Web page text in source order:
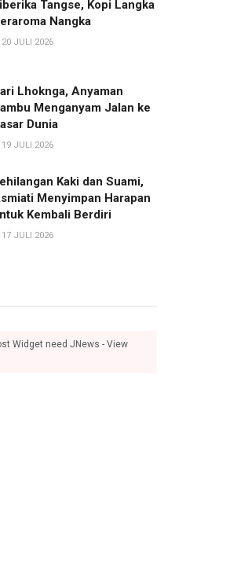
Tangse, Kopi Langka
Nangka
20 JULI 2026
Lhoknga, Anyaman
Menganyam Jalan ke
Dunia
19 JULI 2026
Kaki dan Suami,
Menyimpan Harapan
Kembali Berdiri
17 JULI 2026
Widget need JNews - View